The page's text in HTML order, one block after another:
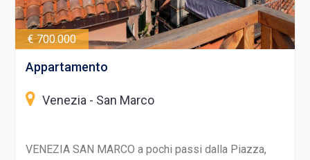
€ 700.000
Appartamento
Venezia - San Marco
VENEZIA SAN MARCO a pochi passi dalla Piazza,